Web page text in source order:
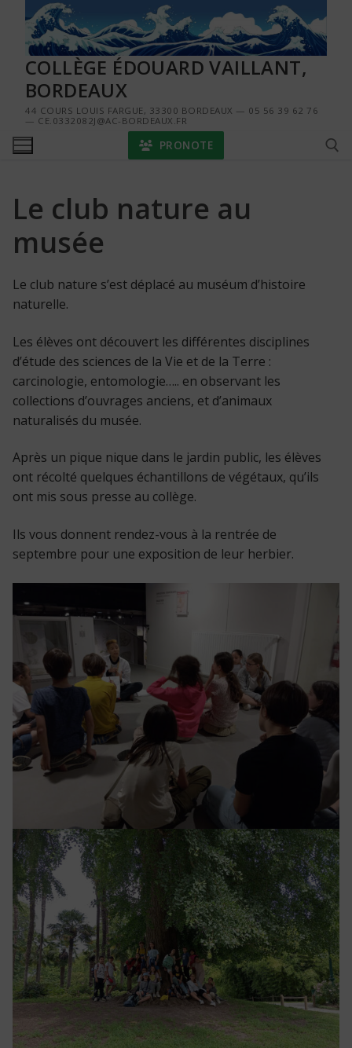
contenu
COLLÈGE ÉDOUARD VAILLANT,
BORDEAUX
44 COURS LOUIS FARGUE, 33300 BORDEAUX — 05 56 39 62 76
— CE.0332082J@AC-BORDEAUX.FR
PRONOTE
Rechercher :
Le club nature au
musée
Le club nature s’est déplacé au muséum d’histoire
naturelle.
Les élèves ont découvert les différentes disciplines
d’étude des sciences de la Vie et de la Terre :
carcinologie, entomologie….. en observant les
collections d’ouvrages anciens, et d’animaux
naturalisés du musée.
Après un pique nique dans le jardin public, les élèves
ont récolté quelques échantillons de végétaux, qu’ils
ont mis sous presse au collège.
Ils vous donnent rendez-vous à la rentrée de
septembre pour une exposition de leur herbier.